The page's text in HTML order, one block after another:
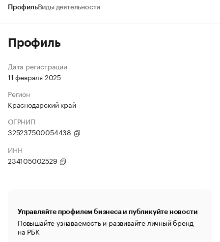
ПрофильВиды деятельности
Профиль
Дата регистрации
11 февраля 2025
Регион
Краснодарский край
ОГРНИП
325237500054438
ИНН
234105002529
Управляйте профилем бизнеса и публикуйте новости
Повышайте узнаваемость и развивайте личный бренд
на РБК